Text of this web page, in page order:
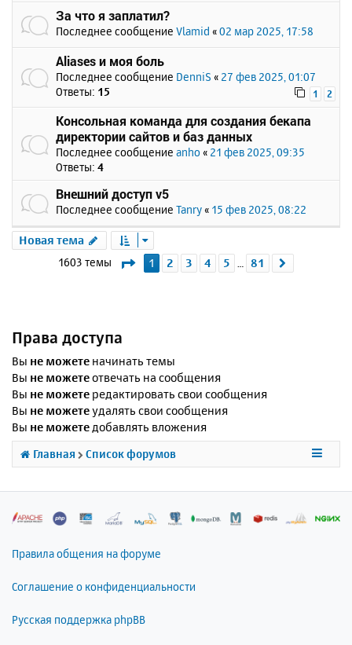
За что я заплатил?
Последнее сообщение Vlamid «02 мар 2025, 17:58
Aliases и моя боль
Последнее сообщение DenniS « 27 фев 2025, 01:07
Ответы: 15 1 2
Консольная команда для создания бекапа
директории сайтов и баз данных
Последнее сообщение anho « 21 фев 2025, 09:35
Ответы: 4
Внешний доступ v5
Последнее сообщение Tanry « 15 фев 2025, 08:22
Новая тема
1603 темы Страница1 из 81
1 2 3 4 5 … 81
Права доступа
Вы не можете начинать темы
Вы не можетеотвечать на сообщения
Вы не можете редактировать свои сообщения
Вы не можетеудалять свои сообщения
Вы не можетедобавлять вложения
Главная Список форумов
Правила общения на форуме
Соглашение о конфиденциальности
Русская поддержка phpBB